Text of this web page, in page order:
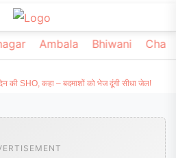
Ambala Bhiwani
की SHO, कहा – बदमाशों को भेज दूंगी सीधा जेल!